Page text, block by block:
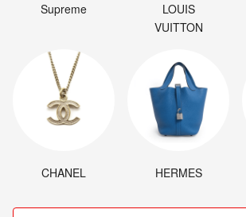
Supreme
LOUIS
VUITTON
CHANEL HERMES